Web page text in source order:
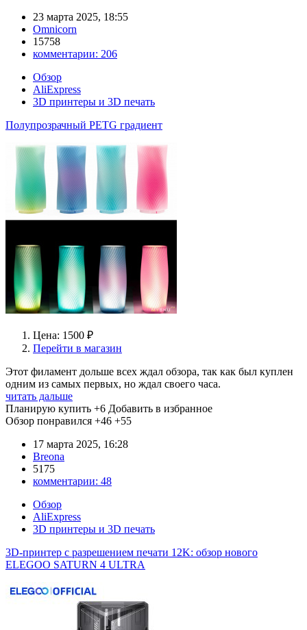
23 марта 2025, 18:55
Omnicorn
15758
комментарии: 206
Обзор
AliExpress
3D принтеры и 3D печать
Полупрозрачный PETG градиент
Цена: 1500 ₽
Перейти в магазин
Этот филамент дольше всех ждал обзора, так как был куплен
одним из самых первых, но ждал своего часа.
читать дальше
Планирую купить +6 Добавить в избранное
Обзор понравился +46 +55
17 марта 2025, 16:28
Breona
5175
комментарии: 48
Обзор
AliExpress
3D принтеры и 3D печать
3D-принтер с разрешением печати 12K: обзор нового
ELEGOO SATURN 4 ULTRA